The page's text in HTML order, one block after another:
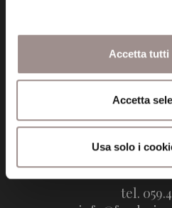
Accetta tutti
Accetta
Usa solo i
Fondazione
41121
P.I.
tel.